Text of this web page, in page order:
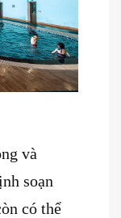
và
soạn
có thể